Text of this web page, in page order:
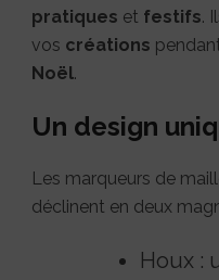
pratiques et festifs.
vos créations
Noël.
Un design
Les marqueurs de
déclinent en deux
Houx :